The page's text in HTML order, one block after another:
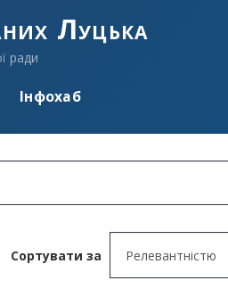
Луцька
ради
Інфохаб
Сортувати за